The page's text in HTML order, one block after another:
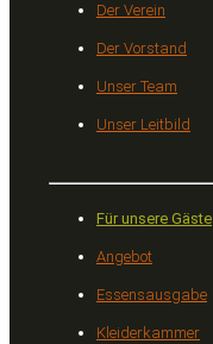
Der Verein
Der Vorstand
Unser Team
Unser Leitbild
Für unsere Gäste
Angebot
Essensausgabe
Kleiderkammer